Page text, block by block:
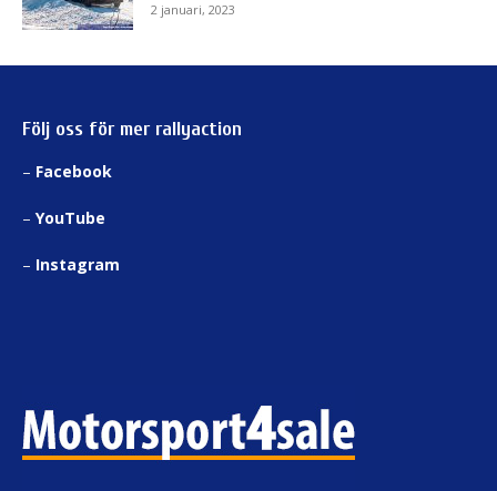
2 januari, 2023
Följ oss för mer rallyaction
– Facebook
– YouTube
– Instagram